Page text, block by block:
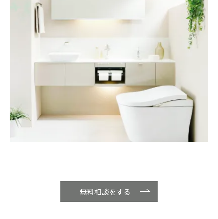
無料相談をする